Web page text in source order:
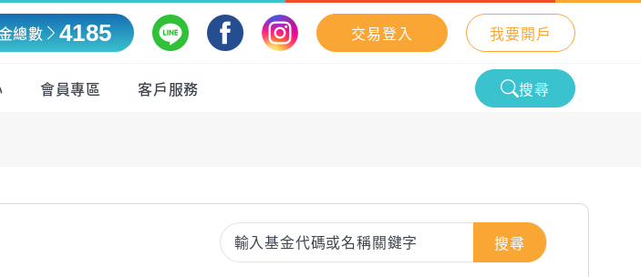
總數 4185 交易登入 我要開戶
會員專區 客戶服務 搜尋
搜尋